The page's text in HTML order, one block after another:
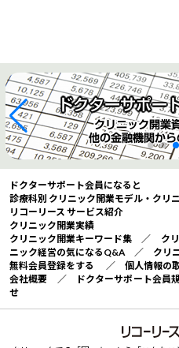
ドクターサポート会員になると
診療科別 クリニック開業モデル・クリ
リコーリース サービス紹介
クリニック開業実績
クリニック開業キーワード集 ／ ク
ニック経営の気になるQ&A／ クリ
無料会員登録をする
／ 個人情報の
会社概要 ／ ドクターサポート会員
せ